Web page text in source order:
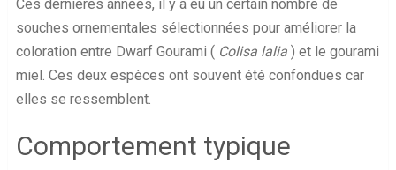
Ces dernières années, il y a eu un certain nombre de
souches ornementales sélectionnées pour améliorer la
coloration entre Dwarf Gourami ( Colisa lalia) et le gourami
miel. Ces deux espèces ont souvent été confondues car
elles se ressemblent.
Comportement typique